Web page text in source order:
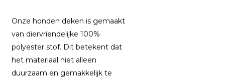
Onze honden deken is gemaakt
van diervriendelijke 100%
polyester stof. Dit betekent dat
het materiaal niet alleen
duurzaam en gemakkelijk te